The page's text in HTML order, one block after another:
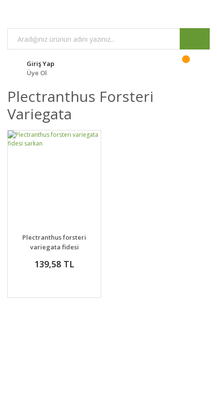
Giriş Yap
Üye Ol
Plectranthus Forsteri
Variegata
DETAYLAR
VER
Plectranthus forsteri
variegata fidesi
139,58 TL